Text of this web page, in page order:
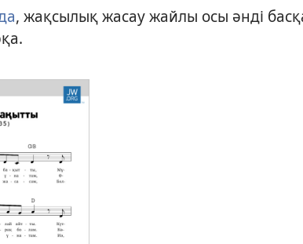
, жақсылық жасау жайлы осы әнді